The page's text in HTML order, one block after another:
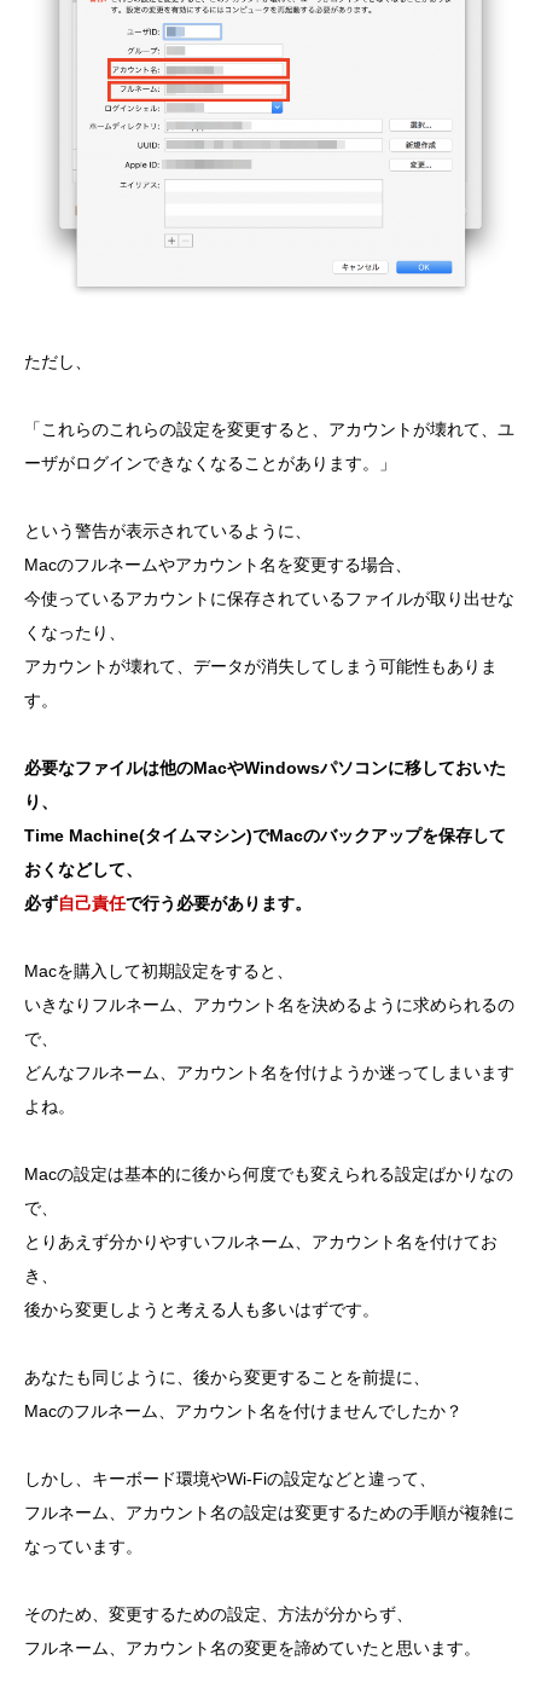
ただし、
「これらのこれらの設定を変更すると、アカウントが壊れて、ユ
ーザがログインできなくなることがあります。」
という警告が表示されているように、
Macのフルネームやアカウント名を変更する場合、
今使っているアカウントに保存されているファイルが取り出せな
くなったり、
アカウントが壊れて、データが消失してしまう可能性もありま
す。
必要なファイルは他のMacやWindowsパソコンに移しておいた
り、
Time Machine(タイムマシン)でMacのバックアップを保存して
おくなどして、
必ず自己責任で行う必要があります。
Macを購入して初期設定をすると、
いきなりフルネーム、アカウント名を決めるように求められるの
で、
どんなフルネーム、アカウント名を付けようか迷ってしまいます
よね。
Macの設定は基本的に後から何度でも変えられる設定ばかりなの
で、
とりあえず分かりやすいフルネーム、アカウント名を付けてお
き、
後から変更しようと考える人も多いはずです。
あなたも同じように、後から変更することを前提に、
Macのフルネーム、アカウント名を付けませんでしたか？
しかし、キーボード環境やWi-Fiの設定などと違って、
フルネーム、アカウント名の設定は変更するための手順が複雑に
なっています。
そのため、変更するための設定、方法が分からず、
フルネーム、アカウント名の変更を諦めていたと思います。